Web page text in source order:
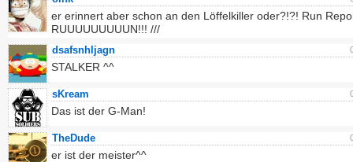
er erinnert aber schon an den Löffelkiller oder?!?! Run
RUUUUUUUUUN!!! ///
dsafsnhljagn
STALKER ^^
sKream
Das ist der G-Man!
TheDude
er ist der meister^^